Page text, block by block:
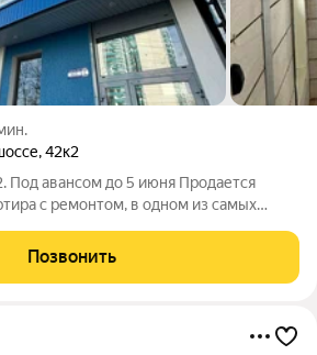
,42к2
Под авансом до 5 июня Продается
с ремонтом, в одном из самых
ТЦ, больница, магазины,
метро
Позвонить